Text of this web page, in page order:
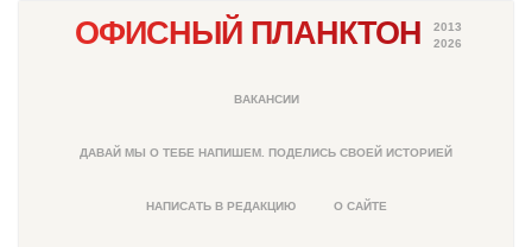
ОФИСНЫЙ ПЛАНКТОН
2013
2026
ВАКАНСИИ
ДАВАЙ МЫ О ТЕБЕ НАПИШЕМ. ПОДЕЛИСЬ СВОЕЙ ИСТОРИЕЙ
НАПИСАТЬ В РЕДАКЦИЮ О САЙТЕ